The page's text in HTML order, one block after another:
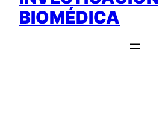
BIOMÉDICA